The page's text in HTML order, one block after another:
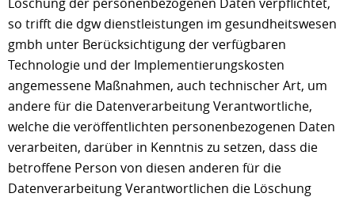
Löschung der personenbezogenen Daten verpflichtet,
so trifft die dgw dienstleistungen im gesundheitswesen
gmbh unter Berücksichtigung der verfügbaren
Technologie und der Implementierungskosten
angemessene Maßnahmen, auch technischer Art, um
andere für die Datenverarbeitung Verantwortliche,
welche die veröffentlichten personenbezogenen Daten
verarbeiten, darüber in Kenntnis zu setzen, dass die
betroffene Person von diesen anderen für die
Datenverarbeitung Verantwortlichen die Löschung